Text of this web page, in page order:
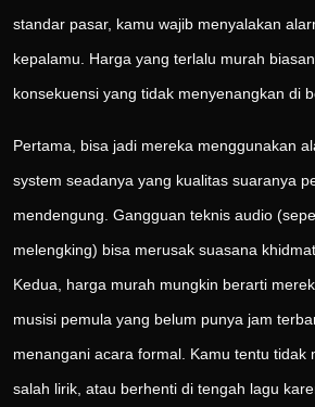
standar pasar, kamu wajib menyalakan
kepalamu. Harga yang terlalu murah
konsekuensi yang tidak menyenangkan di
Pertama, bisa jadi mereka menggunakan
system seadanya yang kualitas suaranya
mendengung. Gangguan teknis audio
melengking) bisa merusak suasana
Kedua, harga murah mungkin berarti
musisi pemula yang belum punya jam
menangani acara formal. Kamu tentu tidak
salah lirik, atau berhenti di tengah lagu